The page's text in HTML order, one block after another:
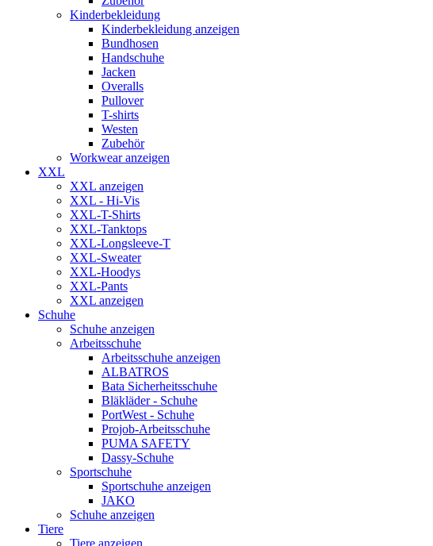
Kinderbekleidung
Kinderbekleidung anzeigen
Bundhosen
Handschuhe
Jacken
Overalls
Pullover
T-shirts
Westen
Zubehör
Workwear anzeigen
XXL
XXL anzeigen
XXL - Hi-Vis
XXL-T-Shirts
XXL-Tanktops
XXL-Longsleeve-T
XXL-Sweater
XXL-Hoodys
XXL-Pants
XXL anzeigen
Schuhe
Schuhe anzeigen
Arbeitsschuhe
Arbeitsschuhe anzeigen
ALBATROS
Bata Sicherheitsschuhe
Bläkläder - Schuhe
PortWest - Schuhe
Projob-Arbeitsschuhe
PUMA SAFETY
Dassy-Schuhe
Sportschuhe
Sportschuhe anzeigen
JAKO
Schuhe anzeigen
Tiere
Tiere anzeigen